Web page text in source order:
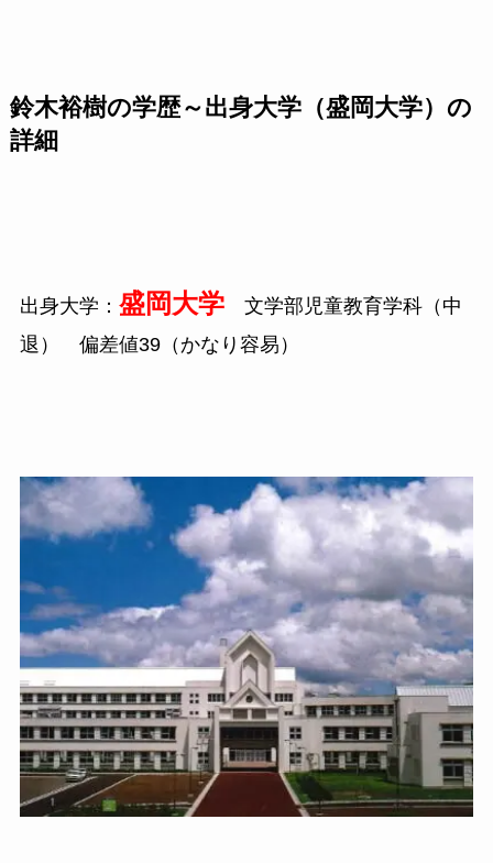
鈴木裕樹の学歴～出身大学（盛岡大学）の
詳細
出身大学： 盛岡大学文学部児童教育学科（中
退） 偏差値39（かなり容易）